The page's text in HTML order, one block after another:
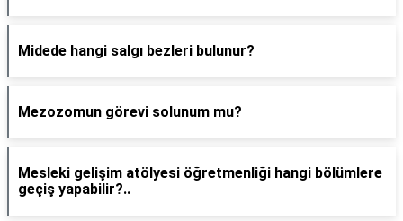
Midede hangi salgı bezleri bulunur?
Mezozomun görevi solunum mu?
Mesleki gelişim atölyesi öğretmenliği hangi bölümlere
geçiş yapabilir?..